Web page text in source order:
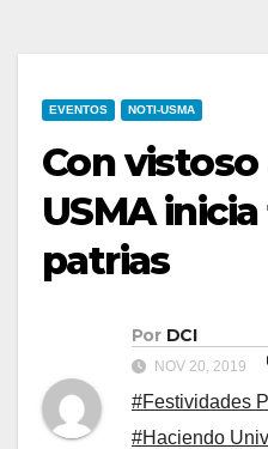
EVENTOS NOTI-USMA
Con vistoso
USMA
patrias
Por DCI
NOV 20, 2019
#Festividades
#Haciendo